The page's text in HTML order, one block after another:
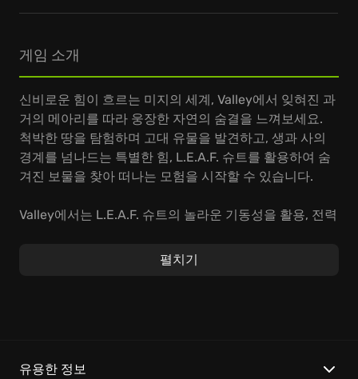
게임 소개
신비로운 힘이 흐르는 미지의 세계, Valley에서 잊혀진 과
거의 메아리를 따라 웅장한 자연의 숨결을 느껴보세요.
척박한 땅을 탐험하며 고대 유물을 발견하고, 생과 사의
경계를 넘나드는 특별한 힘, L.E.A.F. 슈트를 활용하여 숨
겨진 보물을 찾아 떠나는 모험을 시작할 수 있습니다.
Valley에서는 L.E.A.F. 슈트의 놀라운 기동성을 활용, 전력
끽할 수 있습니다. 죽음마저 극복하는 힘을 사용하여
펼치기
유용한 정보